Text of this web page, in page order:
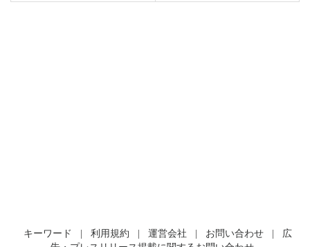
キーワード 利用規約 運営会社 お問い合わせ
広